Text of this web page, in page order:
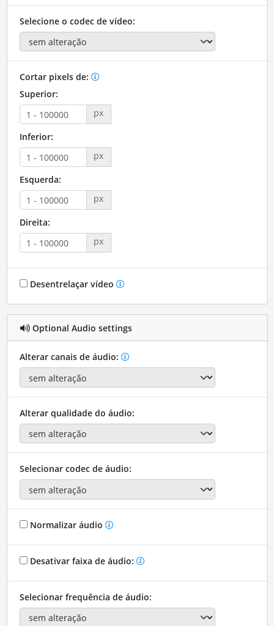
Selecione o codec de vídeo:
Cortar pixels de:
Superior:
px
Inferior:
px
Esquerda:
px
Direita:
px
Desentrelaçar vídeo
Optional Audio settings
Alterar canais de áudio:
Alterar qualidade do áudio:
Selecionar codec de áudio:
Normalizar áudio
Desativar faixa de áudio:
Selecionar frequência de áudio: